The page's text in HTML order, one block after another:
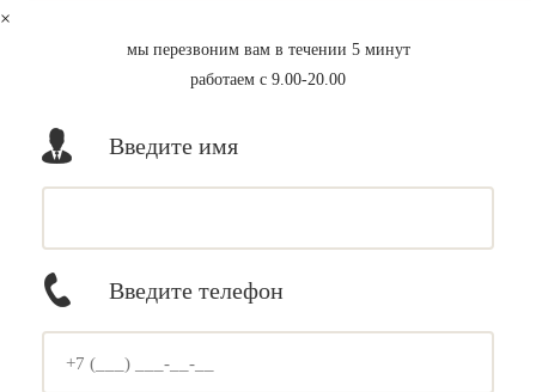
×
мы перезвоним вам в течении 5 минут
работаем с 9.00-20.00
Введите имя
Введите телефон